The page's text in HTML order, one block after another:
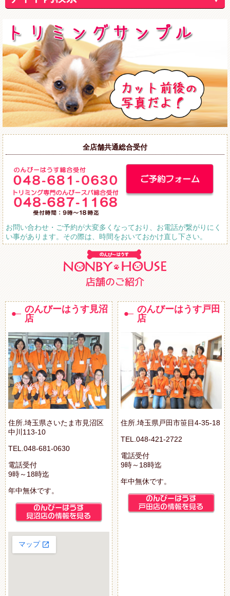
全店舗共通総合受付
お問い合わせ・ご予約が大変多くなっており、お電話が繋がりにく
い事があります。その際は、時間をおいておかけ直し下さい。
のんびーはうす見沼
店
住所.埼玉県さいたま市見沼区
中川113-10
TEL.048-681-0630
電話受付
9時～18時迄
年中無休です。
のんびーはうす戸田
店
住所.埼玉県戸田市笹目4-35-18
TEL.048-421-2722
電話受付
9時～18時迄
年中無休です。